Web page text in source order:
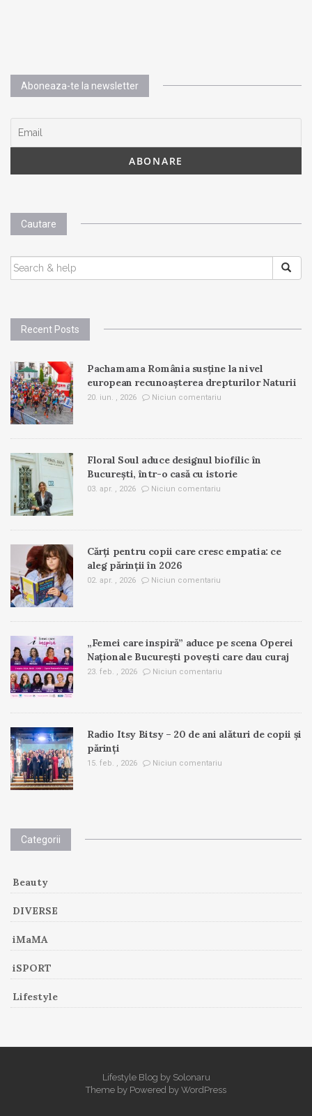
Aboneaza-te la newsletter
Cautare
SEARCH
FOR:
Recent Posts
Pachamama România susține la nivel
european recunoașterea drepturilor Naturii
20. iun. , 2026 Niciun comentariu
Floral Soul aduce designul biofilic în
București, într-o casă cu istorie
03. apr. , 2026 Niciun comentariu
Cărți pentru copii care cresc empatia: ce
aleg părinții în 2026
02. apr. , 2026 Niciun comentariu
„Femei care inspiră” aduce pe scena Operei
Naționale București povești care dau curaj
23. feb. , 2026 Niciun comentariu
Radio Itsy Bitsy – 20 de ani alături de copii și
părinți
15. feb. , 2026 Niciun comentariu
Categorii
Beauty
DIVERSE
iMaMA
iSPORT
Lifestyle
Lifestyle Blog by Solonaru
Theme by Powered by WordPress